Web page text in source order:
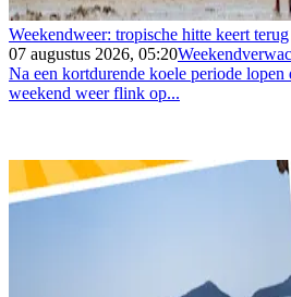
Weekendweer: tropische hitte keert terug
07 augustus 2026, 05:20
Na een kortdurende koele periode lopen
weekend weer flink op...